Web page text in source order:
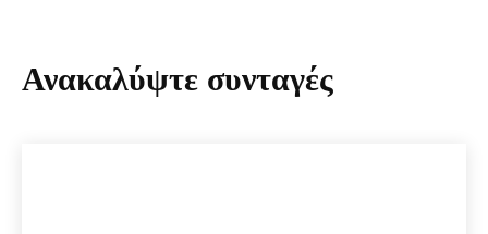
Ανακαλύψτε συνταγές